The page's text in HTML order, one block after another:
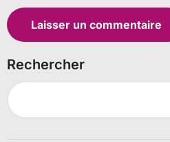
Rechercher